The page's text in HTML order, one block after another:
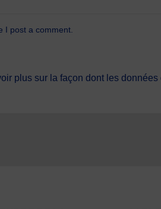
I post a comment.
plus sur la façon dont les